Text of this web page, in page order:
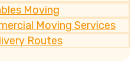
Moving
Moving Services
Routes